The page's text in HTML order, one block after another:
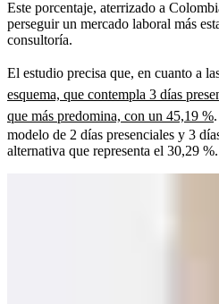
Este porcentaje, aterrizado a
perseguir un mercado laboral más
consultoría.
El estudio precisa que, en cuanto a
esquema, que contempla 3 días
que más predomina, con un 45,19 %
modelo de 2 días presenciales y 3
alternativa que representa el 30,29 %.